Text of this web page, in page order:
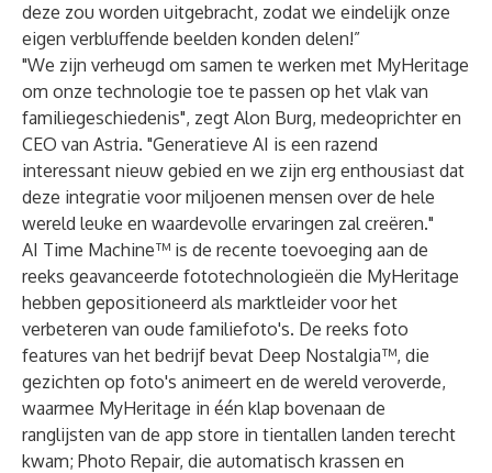
deze zou worden uitgebracht, zodat we eindelijk onze
eigen verbluffende beelden konden delen!”
"We zijn verheugd om samen te werken met MyHeritage
om onze technologie toe te passen op het vlak van
familiegeschiedenis", zegt Alon Burg, medeoprichter en
CEO van Astria. "Generatieve AI is een razend
interessant nieuw gebied en we zijn erg enthousiast dat
deze integratie voor miljoenen mensen over de hele
wereld leuke en waardevolle ervaringen zal creëren."
AI Time Machine™ is de recente toevoeging aan de
reeks geavanceerde fototechnologieën die MyHeritage
hebben gepositioneerd als marktleider voor het
verbeteren van oude familiefoto's. De reeks foto
features van het bedrijf bevat Deep Nostalgia™, die
gezichten op foto's animeert en de wereld veroverde,
waarmee MyHeritage in één klap bovenaan de
ranglijsten van de app store in tientallen landen terecht
kwam; Photo Repair, die automatisch krassen en